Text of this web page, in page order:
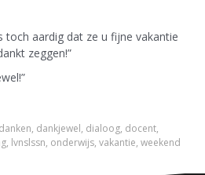
toch aardig dat ze u fijne vakantie
zeggen!”
, dankjewel, dialoog, docent,
, lvnslssn, onderwijs, vakantie, weekend